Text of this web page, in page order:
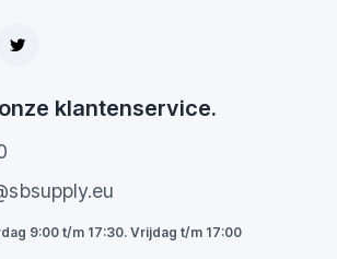
klantenservice.
9:00 t/m 17:30. Vrijdag t/m 17:00